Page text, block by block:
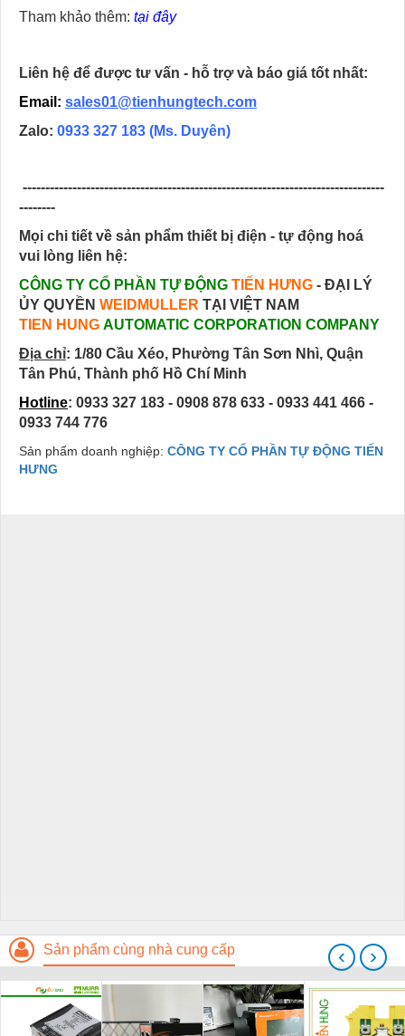
Tham khảo thêm: tại đây
Liên hệ để được tư vấn - hỗ trợ và báo giá tốt nhất:
Email: sales01@tienhungtech.com
Zalo: 0933 327 183 (Ms. Duyên)
--------------------------------------------------------------------------------
--------
Mọi chi tiết về sản phẩm thiết bị điện - tự động hoá
vui lòng liên hệ:
CÔNG TY CỔ PHẦN TỰ ĐỘNG TIẾN HƯNG - ĐẠI LÝ
ỦY QUYỀN WEIDMULLER TẠI VIỆT NAM
TIEN HUNG AUTOMATIC CORPORATION COMPANY
Địa chỉ: 1/80 Cầu Xéo, Phường Tân Sơn Nhì, Quận
Tân Phú, Thành phố Hồ Chí Minh
Hotline: 0933 327 183 - 0908 878 633 - 0933 441 466 -
0933 744 776
Sản phẩm doanh nghiệp: CÔNG TY CỔ PHẦN TỰ ĐỘNG TIẾN
HƯNG
Sản phẩm cùng nhà cung cấp ‹ ›